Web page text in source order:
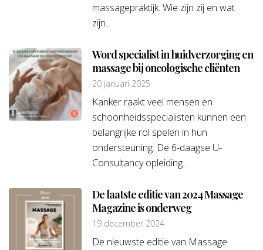
massagepraktijk. Wie zijn zij en wat
zijn...
Word specialist in huidverzorging en
massage bij oncologische cliënten
20 januari 2025
Kanker raakt veel mensen en
schoonheidsspecialisten kunnen een
belangrijke rol spelen in hun
ondersteuning. De 6-daagse U-
Consultancy opleiding...
De laatste editie van 2024 Massage
Magazine is onderweg
19 december 2024
De nieuwste editie van Massage